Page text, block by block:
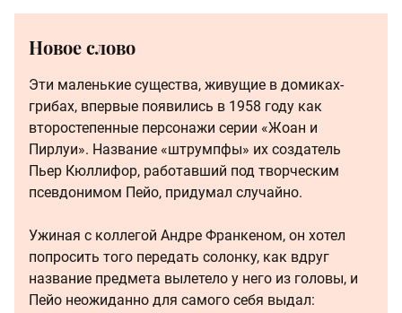
Новое слово
Эти маленькие существа, живущие в домиках-
грибах, впервые появились в 1958 году как
второстепенные персонажи серии «Жоан и
Пирлуи». Название «штрумпфы» их создатель
Пьер Кюллифор, работавший под творческим
псевдонимом Пейо, придумал случайно.
Ужиная с коллегой Андре Франкеном, он хотел
попросить того передать солонку, как вдруг
название предмета вылетело у него из головы, и
Пейо неожиданно для самого себя выдал: